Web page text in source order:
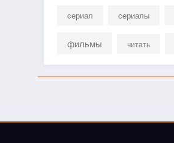
сериал сериалы
фильмы читать